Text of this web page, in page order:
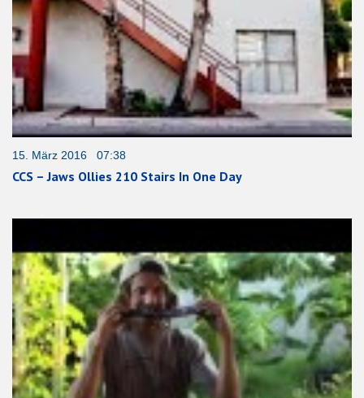
15. März 2016 07:38
CCS – Jaws Ollies 210 Stairs In One Day